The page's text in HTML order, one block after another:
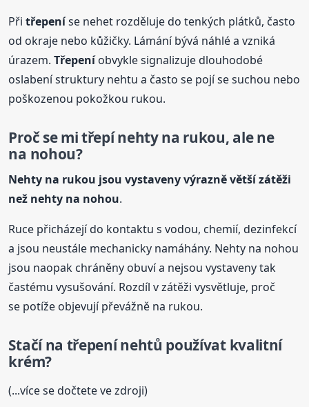
Přitřepeníse nehet rozděluje do tenkých plátků, často
od okraje nebo kůžičky. Lámání bývá náhlé a vzniká
úrazem.Třepeníobvykle signalizuje dlouhodobé
oslabení struktury nehtu a často se pojí se suchou nebo
poškozenou pokožkou rukou.
Proč se mi třepí nehty na rukou, ale ne
na nohou?
Nehty na rukou jsou vystaveny výrazně větší zátěži
než nehty na nohou.
Ruce přicházejí do kontaktu s vodou, chemií, dezinfekcí
a jsou neustále mechanicky namáhány. Nehty na nohou
jsou naopak chráněny obuví a nejsou vystaveny tak
častému vysušování. Rozdíl v zátěži vysvětluje, proč
se potíže objevují převážně na rukou.
Stačí na třepenínehtů používat kvalitní
krém?
(...více se dočtete ve zdroji)